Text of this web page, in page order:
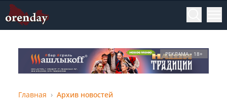
РЕКЛАМА • 18+
Главная Архив новостей